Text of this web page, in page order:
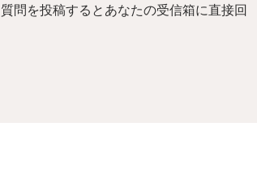
問を投稿するとあなたの受信箱に直接回